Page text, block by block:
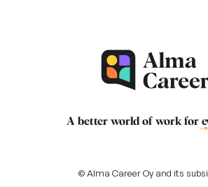
A better world of work for
© Alma Career Oy and its